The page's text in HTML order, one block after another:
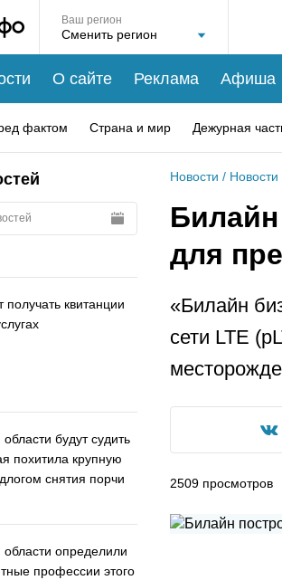
Ваш регион
О сайте Реклама Афиша
фактом Страна и мир Дежурная
получать квитанции
будут судить
похитила крупную
снятия порчи
определили
профессии этого
Новости / Новости
Билайн
для
«Билайн
сети LTE
2509 просмотров